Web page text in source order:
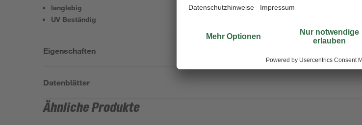
langlebig
UV Beständig
Eigenschaften
Datenblätter
Ähnliche Produkte